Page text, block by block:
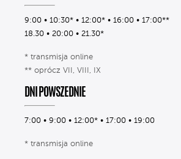
9:00 • 10:30* • 12:00* • 16:00 • 17:00**
18.30 • 20:00 • 21.30*
* transmisja online
** oprócz VII, VIII, IX
DNI POWSZEDNIE
7:00 • 9:00 • 12:00* • 17:00 • 19:00
* transmisja online